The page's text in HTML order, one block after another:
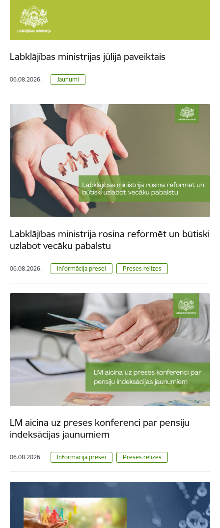
Labklājības ministrijas jūlijā paveiktais
06.08.2026. Jaunumi
Labklājības ministrija rosina reformēt un būtiski
uzlabot vecāku pabalstu
06.08.2026. Informācija presei Preses relīzes
LM aicina uz preses konferenci par pensiju
indeksācijas jaunumiem
06.08.2026. Informācija presei Preses relīzes